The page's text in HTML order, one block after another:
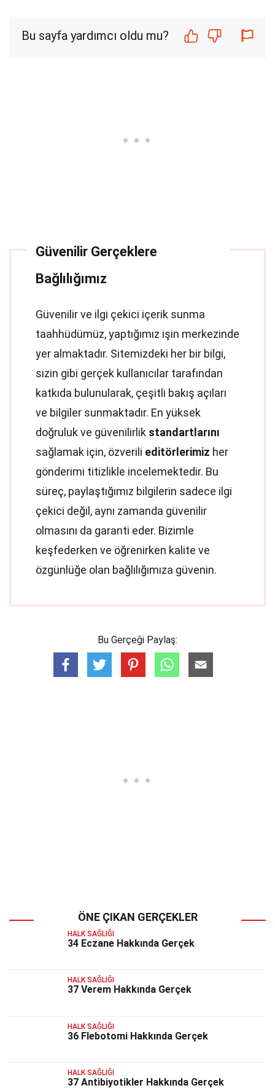
Bu sayfa yardımcı oldu mu?
Güvenilir Gerçeklere
Bağlılığımız
Güvenilir ve ilgi çekici içerik sunma
taahhüdümüz, yaptığımız işin merkezinde
yer almaktadır. Sitemizdeki her bir bilgi,
sizin gibi gerçek kullanıcılar tarafından
katkıda bulunularak, çeşitli bakış açıları
ve bilgiler sunmaktadır. En yüksek
doğruluk ve güvenilirlik standartlarını
sağlamak için, özverili editörlerimiz her
gönderimi titizlikle incelemektedir. Bu
süreç, paylaştığımız bilgilerin sadece ilgi
çekici değil, aynı zamanda güvenilir
olmasını da garanti eder. Bizimle
keşfederken ve öğrenirken kalite ve
özgünlüğe olan bağlılığımıza güvenin.
Bu Gerçeği Paylaş:
ÖNE ÇIKAN GERÇEKLER
HALK SAĞLIĞI
34 Eczane Hakkında Gerçek
HALK SAĞLIĞI
37 Verem Hakkında Gerçek
HALK SAĞLIĞI
36 Flebotomi Hakkında Gerçek
HALK SAĞLIĞI
37 Antibiyotikler Hakkında Gerçek